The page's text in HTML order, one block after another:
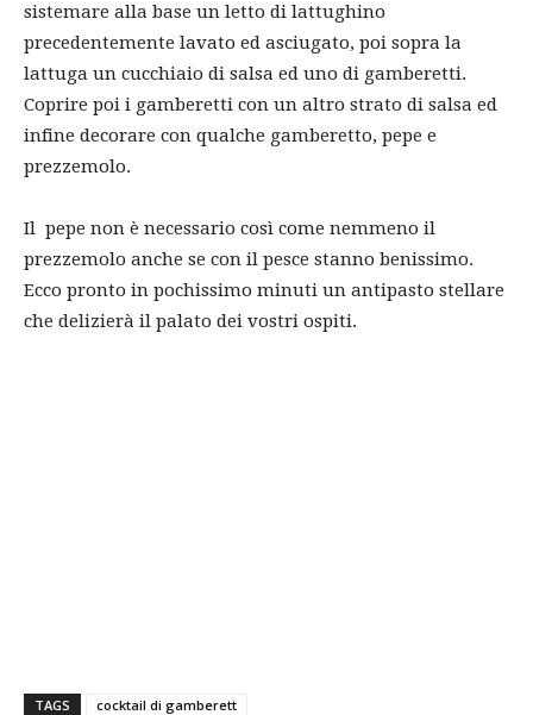
sistemare alla base un letto di lattughino
precedentemente lavato ed asciugato, poi sopra la
lattuga un cucchiaio di salsa ed uno di gamberetti.
Coprire poi i gamberetti con un altro strato di salsa ed
infine decorare con qualche gamberetto, pepe e
prezzemolo.
Il pepe non è necessario così come nemmeno il
prezzemolo anche se con il pesce stanno benissimo.
Ecco pronto in pochissimo minuti un antipasto stellare
che delizierà il palato dei vostri ospiti.
TAGS cocktail di gamberett